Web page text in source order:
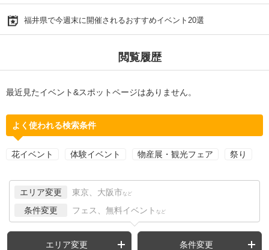
福井県で今週末に開催されるおすすめイベント20選
閲覧履歴
最近見たイベント&スポットページはありません。
よく使われる検索条件
花イベント 体験イベント 物産展・観光フェア 祭り
エリア変更 東京、大阪市 など
条件変更 フェス、無料イベント など
エリア変更 条件変更